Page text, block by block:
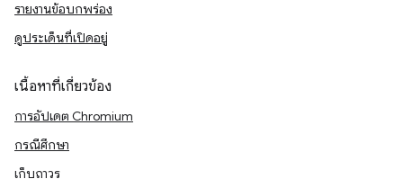
รายงานข้อบกพร่อง
ดูประเด็นที่เปิดอยู่
เนื้อหาที่เกี่ยวข้อง
การอัปเดต Chromium
กรณีศึกษา
เก็บถาวร